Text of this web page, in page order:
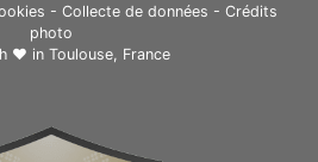
- Collecte de données - Crédits
photo
❤ in Toulouse, France